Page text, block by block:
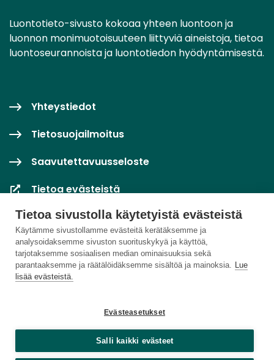
Tietoa sivustolla käytetyistä evästeistä
Käytämme sivustollamme evästeitä kerätäksemme ja
analysoidaksemme sivuston suorituskykyä ja käyttöä,
tarjotaksemme sosiaalisen median ominaisuuksia sekä
parantaaksemme ja räätälöidäksemme sisältöä ja mainoksia. Lue
lisää evästeistä.
Evästeasetukset
Salli kaikki evästeet
Luontotieto-sivusto kokoaa yhteen luontoon ja
luonnon monimuotoisuuteen liittyviä aineistoja, tietoa
luontoseurannoista ja luontotiedon hyödyntämisestä.
Yhteystiedot
Tietosuojailmoitus
Saavutettavuusseloste
Tietoa evästeistä
Evästeasetukset